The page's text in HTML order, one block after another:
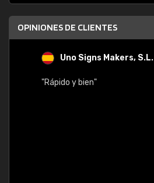
OPINIONES DE CLIENTES
Uno Signs Makers, S.L.
"Rápido y bien"